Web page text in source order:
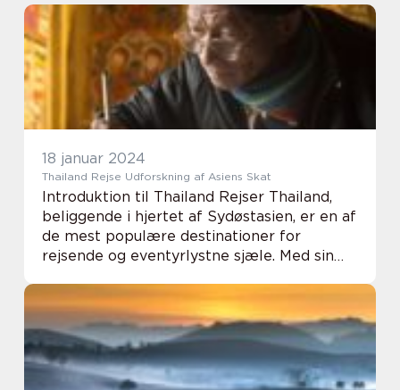
18 januar 2024
Thailand Rejse Udforskning af Asiens Skat
Introduktion til Thailand Rejser Thailand,
beliggende i hjertet af Sydøstasien, er en af
de mest populære destinationer for
rejsende og eventyrlystne sjæle. Med sin
landskaber og forførende strande, har
Thail...